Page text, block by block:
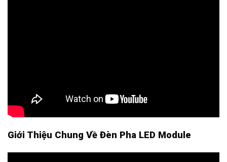
Giới Thiệu Chung Về Đèn Pha LED Module